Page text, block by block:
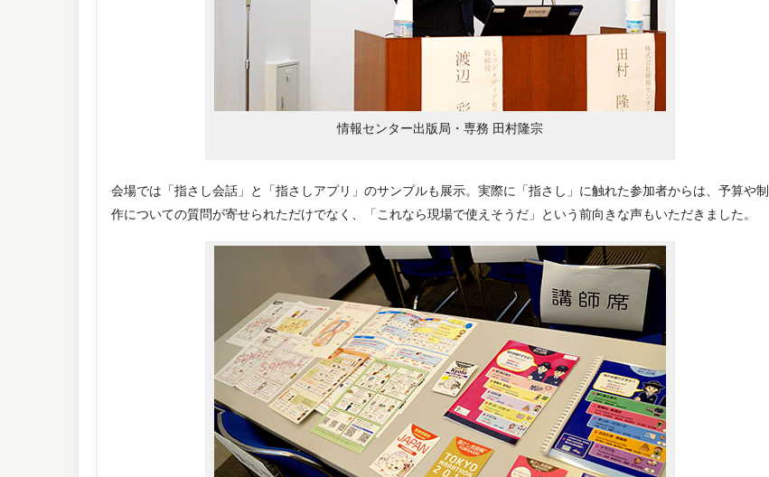
情報センター出版局・専務 田村隆宗
会場では「指さし会話」と「指さしアプリ」のサンプルも展示。実際に「指さし」に触れた参加者からは、予算や制
作についての質問が寄せられただけでなく、「これなら現場で使えそうだ」という前向きな声もいただきました。